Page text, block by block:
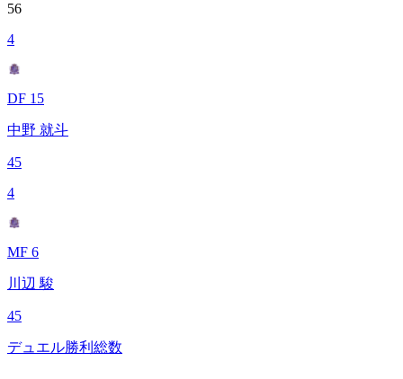
56
4
DF 15
中野 就斗
45
4
MF 6
川辺 駿
45
デュエル勝利総数